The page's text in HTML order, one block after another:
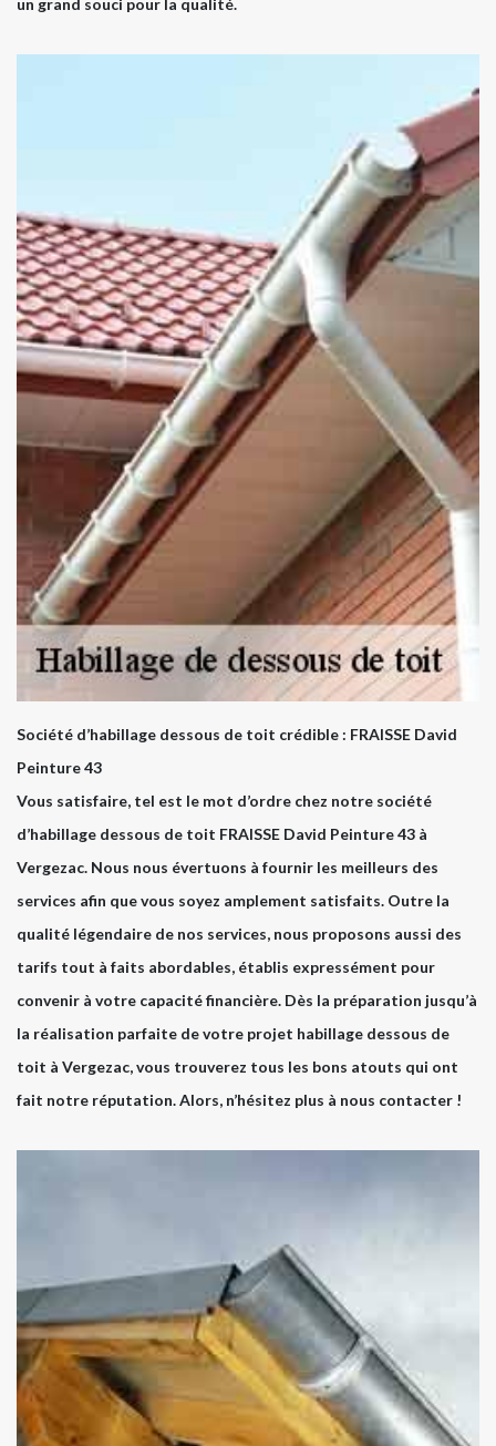
Société d’habillage dessous de toit crédible : FRAISSE David
Peinture 43
Vous satisfaire, tel est le mot d’ordre chez notre société
d’habillage dessous de toit FRAISSE David Peinture 43 à
Vergezac. Nous nous évertuons à fournir les meilleurs des
services afin que vous soyez amplement satisfaits. Outre la
qualité légendaire de nos services, nous proposons aussi des
tarifs tout à faits abordables, établis expressément pour
convenir à votre capacité financière. Dès la préparation jusqu’à
la réalisation parfaite de votre projet habillage dessous de
toit à Vergezac, vous trouverez tous les bons atouts qui ont
fait notre réputation. Alors, n’hésitez plus à nous contacter !